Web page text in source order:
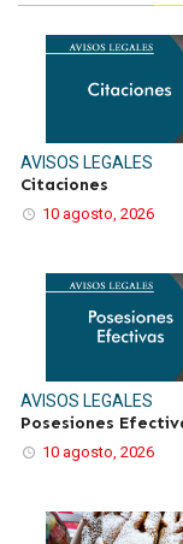
AVISOS LEGALES
Citaciones
10 agosto, 2026
AVISOS LEGALES
Posesiones
10 agosto, 2026